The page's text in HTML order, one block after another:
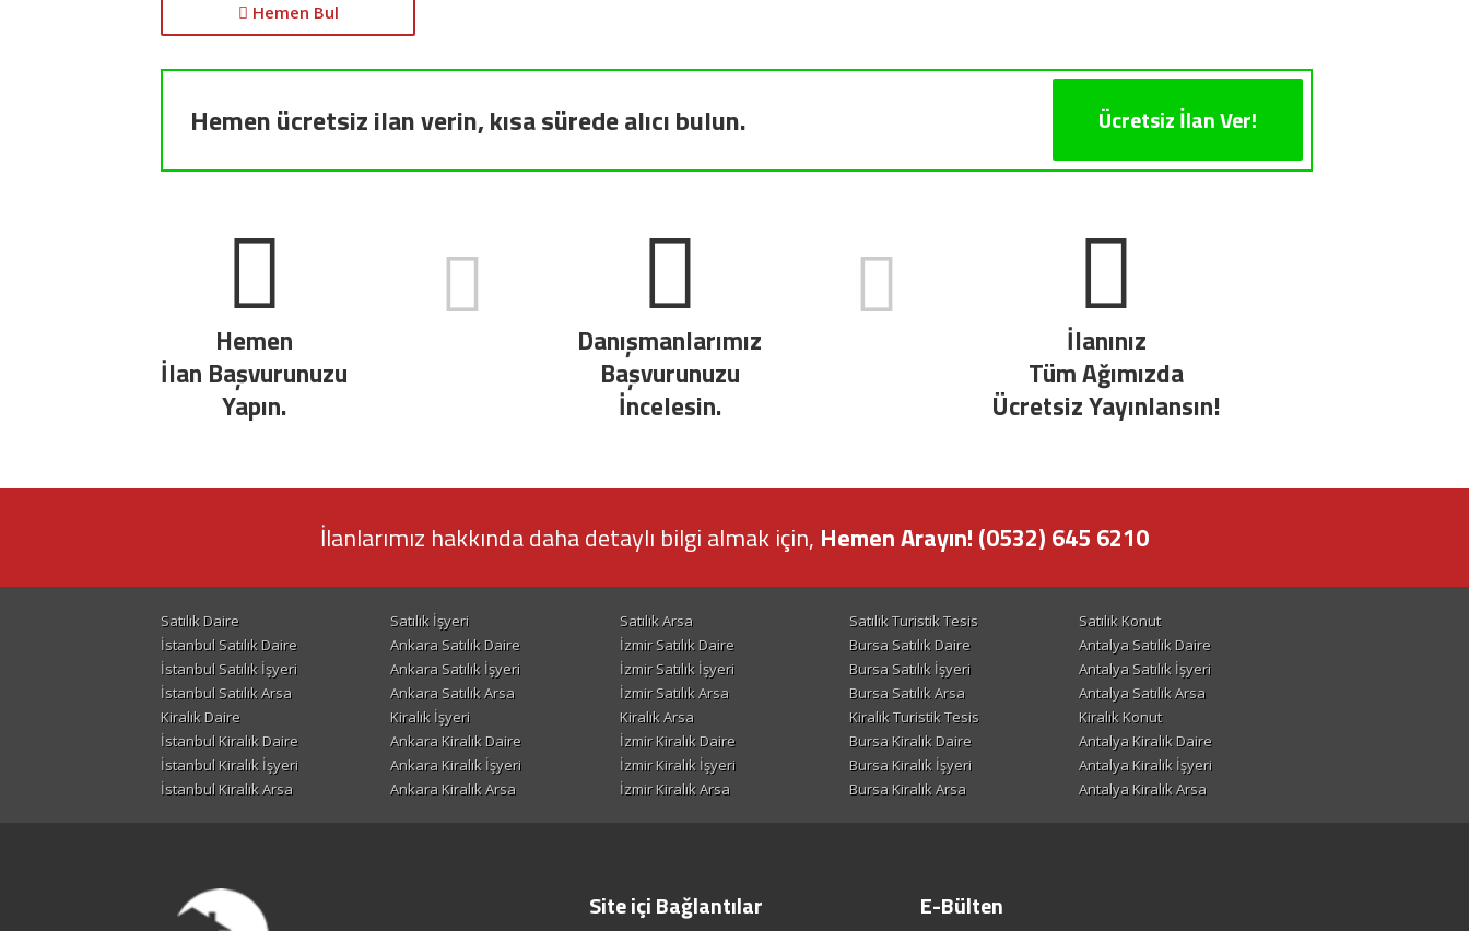
Hemen Bul
Hemen ücretsiz ilan verin, kısa sürede alıcı bulun. Ücretsiz İlan Ver!
Hemen
İlan Başvurunuzu
Yapın.
Danışmanlarımız
Başvurunuzu
İncelesin.
İlanınız
Tüm Ağımızda
Ücretsiz Yayınlansın!
İlanlarımız hakkında daha detaylı bilgi almak için, Hemen Arayın! (0532) 645 6210
Satılık Daire Satılık İşyeri Satılık Arsa Satılık Turistik Tesis
Satılık Konut
İstanbul Satılık Daire
Ankara Satılık Daire İzmir Satılık Daire Bursa Satılık Daire
Antalya Satılık Daire
İstanbul Satılık İşyeri
Ankara Satılık İşyeri İzmir Satılık İşyeri Bursa Satılık İşyeri
Antalya Satılık İşyeri
İstanbul Satılık Arsa
Ankara Satılık Arsa İzmir Satılık Arsa Bursa Satılık Arsa
Antalya Satılık Arsa
Kiralık Daire
Kiralık İşyeri Kiralık Arsa Kiralık Turistik Tesis
Kiralık Konut
İstanbul Kiralık Daire
Ankara Kiralık Daire İzmir Kiralık Daire Bursa Kiralık Daire
Antalya Kiralık Daire
İstanbul Kiralık İşyeri
Ankara Kiralık İşyeri İzmir Kiralık İşyeri Bursa Kiralık İşyeri
Antalya Kiralık İşyeri
İstanbul Kiralık Arsa
Ankara Kiralık Arsa İzmir Kiralık Arsa Bursa Kiralık Arsa Antalya Kiralık Arsa
Site içi Bağlantılar E-Bülten